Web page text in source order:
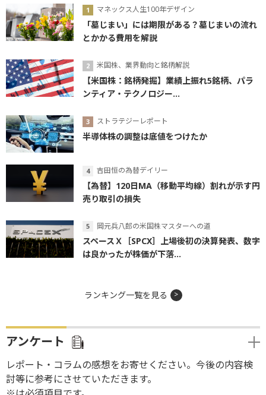
マネックス人生100年デザイン
「墓じまい」には期限がある？墓じまいの流れ
とかかる費用を解説
米国株、業界動向と銘柄解説
【米国株：銘柄発掘】業績上振れ5銘柄、パラ
ンティア・テクノロジー...
ストラテジーレポート
半導体株の調整は底値をつけたか
吉田恒の為替デイリー
【為替】120日MA（移動平均線）割れが示す円
売り取引の損失
岡元兵八郎の米国株マスターへの道
スペースＸ［SPCX］上場後初の決算発表、数字
は良かったが株価が下落...
ランキング一覧を見る
アンケート
レポート・コラムの感想をお寄せください。今後の内容検
討等に参考にさせていただきます。